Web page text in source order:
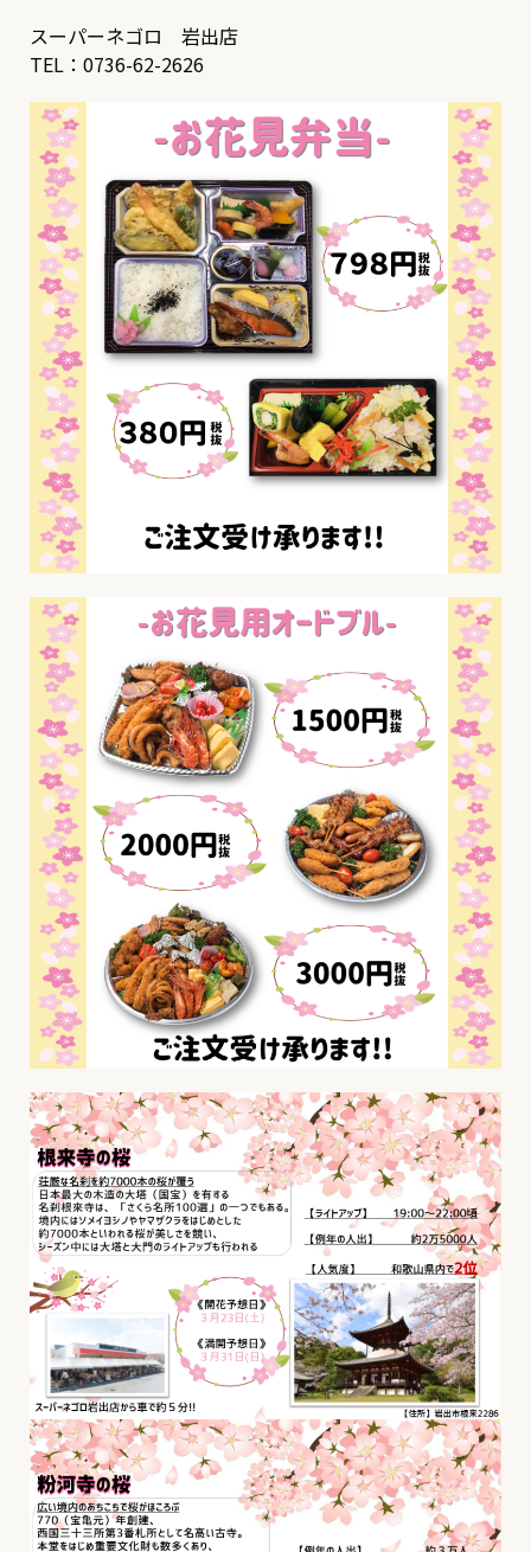
スーパーネゴロ 岩出店
TEL：0736-62-2626